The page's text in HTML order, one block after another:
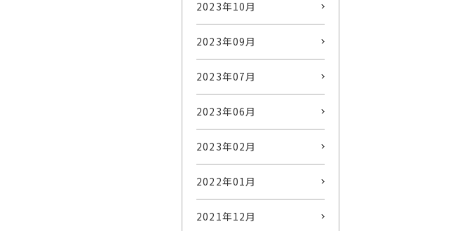
2023年10月
2023年09月
2023年07月
2023年06月
2023年02月
2022年01月
2021年12月